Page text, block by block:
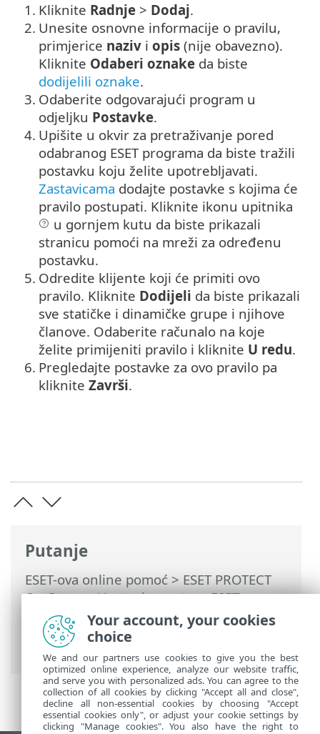
Putanje
ESET-ova online pomoć>ESET PROTECT
On-Prem>Upotreba sustava ESET
PROTECT On-Prem>ESET PROTECT On-
Prem Glavni izbornik
Pravila
Čarobnjak za pravila
1. Kliknite Radnje > Dodaj.
2. Unesite osnovne informacije o pravilu,
primjerice naziv i opis (nije obavezno).
Kliknite Odaberi oznake da biste
dodijelili oznake.
3. Odaberite odgovarajući program u
odjeljku Postavke.
4. Upišite u okvir za pretraživanje pored
odabranog ESET programa da biste tražili
postavku koju želite upotrebljavati.
Zastavicama dodajte postavke s kojima će
pravilo postupati. Kliknite ikonu upitnika
u gornjem kutu da biste prikazali
stranicu pomoći na mreži za određenu
postavku.
5. Odredite klijente koji će primiti ovo
pravilo. Kliknite Dodijeli da biste prikazali
sve statičke i dinamičke grupe i njihove
članove. Odaberite računalo na koje
želite primijeniti pravilo i kliknite U redu.
6. Pregledajte postavke za ovo pravilo pa
kliknite Završi.
Your account, your cookies
choice
We and our partners use cookies to give you the best
optimized online experience, analyze our website traffic,
and serve you with personalized ads. You can agree to the
collection of all cookies by clicking "Accept all and close",
decline all non-essential cookies by choosing "Accept
essential cookies only", or adjust your cookie settings by
clicking "Manage cookies". You also have the right to